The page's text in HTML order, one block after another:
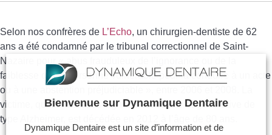
Selon nos confrères de L’Echo, un chirurgien-dentiste de 62
ans a été condamné par le tribunal correctionnel de Saint-
Nazaire pour « abus frauduleux de l’ignorance ou de la
faiblesse d’une personne vulnérable pour la conduire à un acte
ou à une abstention préjudiciable », entre 2006 et 2008. La
victime, qui donnait des signes de maladie dégénérative de
type Alzheimer, est décédée en 2012 à l’âge de 80 ans.
Bienvenue sur Dynamique Dentaire
Dynamique Dentaire est un site d’information et de